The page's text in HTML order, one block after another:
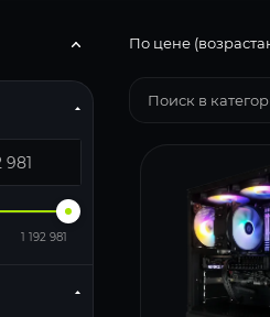
По цене
1 192 981